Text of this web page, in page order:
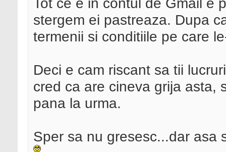
stergem ei pastreaza. Dupa
termenii si conditiile pe care
Deci e cam riscant sa tii
cred ca are cineva grija asta,
pana la urma.
Sper sa nu gresesc...dar asa